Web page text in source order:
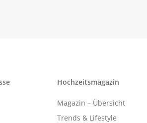
Hochzeitsmagazin
Magazin – Übersicht
Trends & Lifestyle